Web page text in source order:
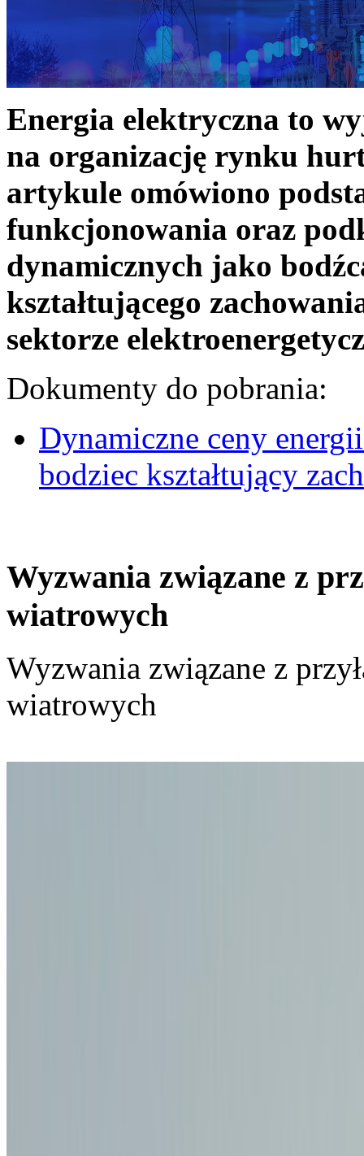
Energia elektryczna to
na organizację rynku
artykule omówiono
funkcjonowania oraz
dynamicznych jako
kształtującego
sektorze
Dokumenty do pobrania:
Dynamiczne ceny
bodziec kształtujący
Wyzwania związane z
wiatrowych
Wyzwania związane z
wiatrowych